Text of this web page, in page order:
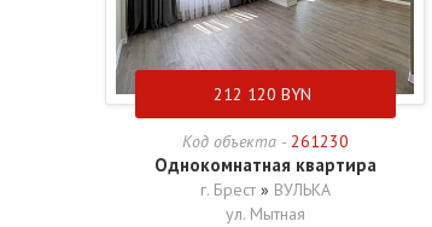
212 120 BYN
Код объекта - 261230
Однокомнатная квартира
г. Брест » ВУЛЬКА
ул. Мытная